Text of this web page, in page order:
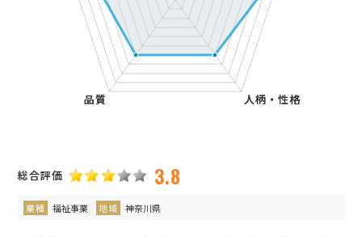
総合評価 3.8
業種 福祉事業 地域 神奈川県